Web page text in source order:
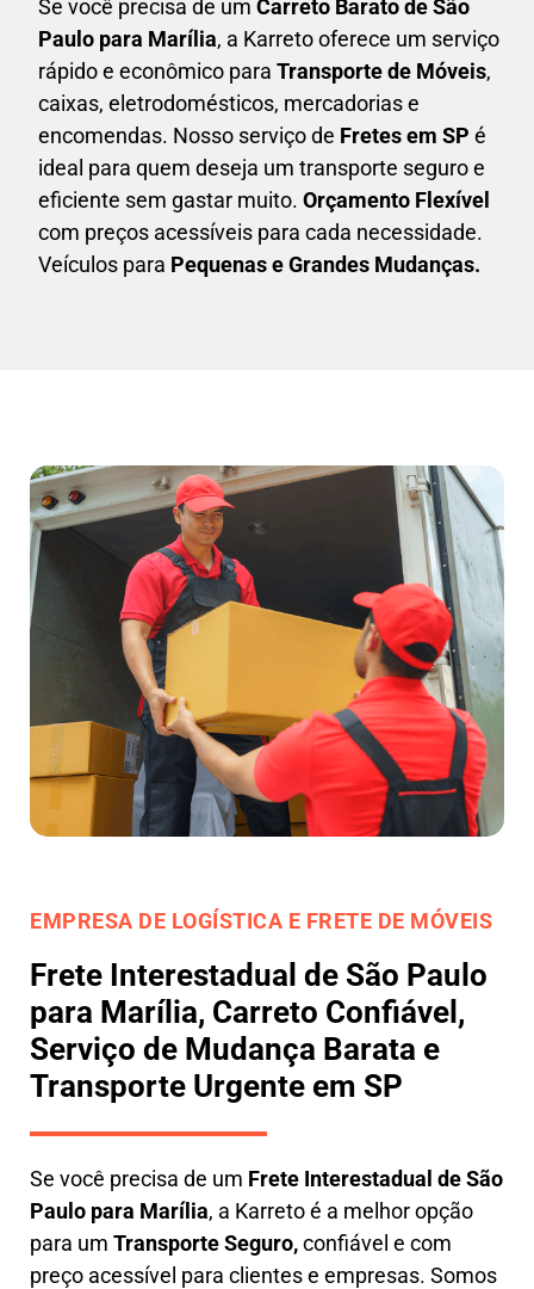
Se você precisa de um Carreto Baratode São
Paulo para Marília, a Karreto oferece um serviço
rápido e econômico para Transporte de Móveis,
caixas, eletrodomésticos, mercadorias e
encomendas. Nosso serviço de Fretes em SP é
ideal para quem deseja um transporte seguro e
eficiente sem gastar muito. Orçamento Flexível
com preços acessíveis para cada necessidade.
Veículos para Pequenas e Grandes Mudanças.
EMPRESA DE LOGÍSTICA E FRETE DE MÓVEIS
Frete Interestadual de São Paulo
para Marília, Carreto Confiável,
Serviço de Mudança Barata e
Transporte Urgente em SP
Se você precisa de um Frete Interestadual de São
Paulo para Marília, a Karreto é a melhor opção
para um Transporte Seguro,confiável e com
preço acessível para clientes e empresas. Somos